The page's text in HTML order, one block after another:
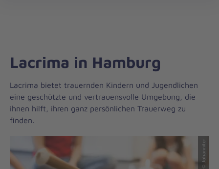
zum
Lacrima in Hamburg
Lacrima bietet trauernden Kindern und Jugendlichen
eine geschützte und vertrauensvolle Umgebung, die
ihnen hilft, ihren ganz persönlichen Trauerweg zu
finden.
© Johanniter